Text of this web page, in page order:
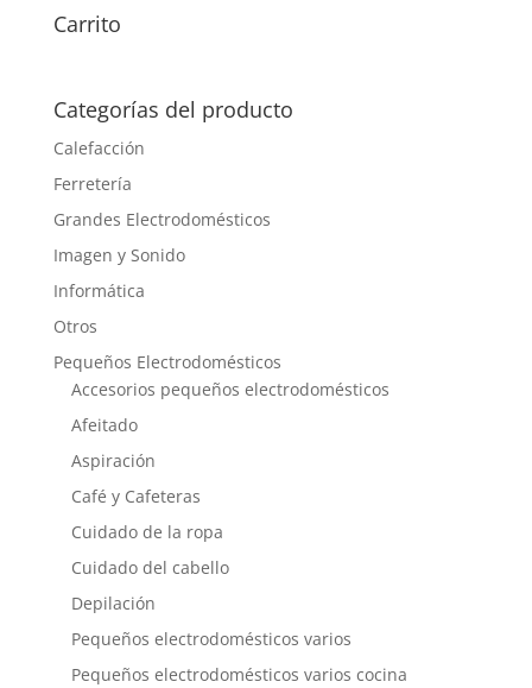
Carrito
Categorías del producto
Calefacción
Ferretería
Grandes Electrodomésticos
Imagen y Sonido
Informática
Otros
Pequeños Electrodomésticos
Accesorios pequeños electrodomésticos
Afeitado
Aspiración
Café y Cafeteras
Cuidado de la ropa
Cuidado del cabello
Depilación
Pequeños electrodomésticos varios
Pequeños electrodomésticos varios cocina